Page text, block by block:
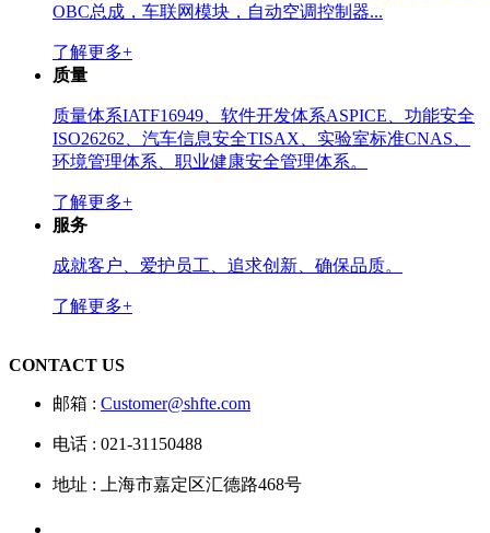
OBC总成，车联网模块，自动空调控制器...
了解更多+
质量
质量体系IATF16949、软件开发体系ASPICE、功能安全
ISO26262、汽车信息安全TISAX、实验室标准CNAS、
环境管理体系、职业健康安全管理体系。
了解更多+
服务
成就客户、爱护员工、追求创新、确保品质。
了解更多+
CONTACT US
邮箱 : Customer@shfte.com
电话 : 021-31150488
地址 : 上海市嘉定区汇德路468号